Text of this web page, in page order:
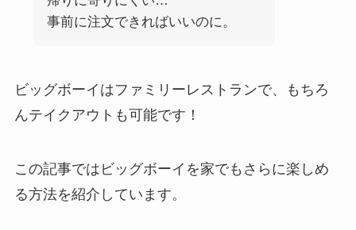
事前に注文できればいいのに。
ビッグボーイはファミリーレストランで、もちろ
んテイクアウトも可能です！
この記事ではビッグボーイを家でもさらに楽しめ
る方法を紹介しています。